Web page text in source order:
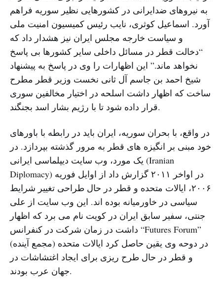
به نیروهای ضدایرانی در کشورهایی نظیر سوریه فراهم
آورد. اسماعیل کوثری، نایب رئیس کمیسیون امنیت ملی
و سیاست خارجه مجلس ایران نیز هشدار داد که
“دخالت قطر در مسائل داخلی سایر کشورها بی پاسخ
نخواهد ماند.” این اظهارات را وی در پاسخ به پیشنهاد
شیخ احمد بن جاسم آل ثانی نخست وزیر قطر مطرح
ساخت که اظهار داشت اسلحه در اختیار مخالفین سوری
قرار داده شود تا با رژیم بشار اسد بجنگند.
در واقع، با بحران سوریه، ایران باید در رابطه با باورهای
خود مبنی بر انگیزه های قطر به مرور گذشته بپردازد. در
یک مورد، وب سایت دیپلماسی ایرانی (Iranian
Diplomacy) در اواخر ۲۰۱۱ گزارش داد از اوایل فوریه
۲۰۰۶، ایالات متحده و قطر در حال طراحی تغییر شرایط
سیاسی در خاورمیانه بوده اند. این وب سایت از علی
جنتی، سفیر سابق ایران در کویت نام می برد که اظهار
داشت در زمان شرکت در کنفرانس “Futures Forum”
(مجمع آینده) در دوحه وی یقین حاصل کرد ایالات متحده
و قطر در حال طرح ریزی برای ایجاد اغتشاشات در
جهان عرب بودند.